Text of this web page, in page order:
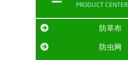
PRODUCT CENTER
防草布
防虫网